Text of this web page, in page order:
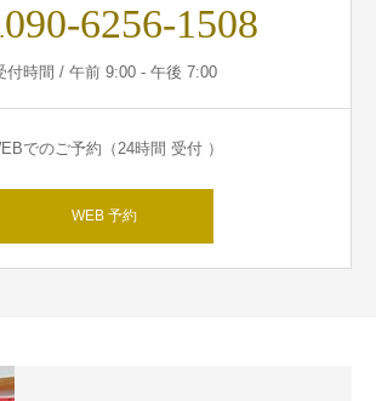
090-6256-1508
付時間 / 午前 9:00 - 午後 7:00
でのご予約（24時間 受付 ）
WEB 予約